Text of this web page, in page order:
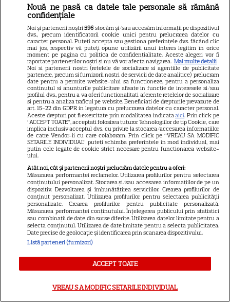
VEDETE STRĂINE
Suri Cruise nu mai folosește
numele lui Tom Cruise.
Alegerea făcută în onoarea lui
Katie Holmes
17
VEDETE STRĂINE
Amal Clooney începe ziua cu
supă de alge! Dieta simplă și
rutina de sport a soției lui
George Clooney
3
RECOMANDĂRI
Echipa roșie a câștigat la
Poftiți pe la noi! Ce provocări le
pregătește Nea Mărin
concurenților diseară
VEDETE ROMÂNEŞTI
moment neașteptat pe
Nouă ne pasă ca datele tale personale să rămână
confidențiale
Noi și partenerii noștri596 stocăm și/sau accesăm informații pe dispozitivul
dvs., precum identificatorii cookie unici pentru prelucrarea datelor cu
caracter personal. Puteți accepta sau gestiona preferințele dvs. făcând clic
mai jos, respectiv vă puteți opune utilizării unui interes legitim în orice
moment pe pagina cu politica de confidențialitate. Aceste alegeri vor fi
raportate partenerilor noștri și nu vă vor afecta navigarea. Mai multe detalii
Noi si partenerii nostri (retelele de socializare si agentiile de publicitate
partenere, precum si furnizorii nostri de servicii de date analitice) prelucram
date pentru a permite website-ului sa functioneze, pentru a personaliza
continutul si anunturile publicitare afisate in functie de interesele si/sau
profilul dvs., pentru a va oferi functionalitati aferente retelelor de socializare
si pentru a analiza traficul pe website. Beneficiati de drepturile prevazute de
art. 15-22 din GDPR in legatura cu prelucrarea datelor cu caracter personal.
Aceste drepturi pot fi exercitate prin modalitatea indicataaici. Prin click pe
“ACCEPT TOATE”, acceptati folosirea tuturor Tehnologiilor de tip Cookie, care
implica inclusiv acceptul dvs. cu privire la stocarea/accesarea informatiilor
de catre Vendor-ii cu care colaboram. Prin click pe “VREAU SA MODIFIC
SETARILE INDIVIDUAL” puteti schimba preferintele in mod individual, mai
putin cele legate de cookie strict necesare pentru functionarea website-
ului.
Atât noi, cât și partenerii noștri prelucrăm datele pentru a oferi:
Măsurarea performanței reclamelor. Utilizarea profilurilor pentru selectarea
conținutului personalizat. Stocarea și/sau accesarea informațiilor de pe un
dispozitiv. Dezvoltarea și îmbunătățirea serviciilor. Crearea profilurilor de
conținut personalizat. Utilizarea profilurilor pentru selectarea publicității
personalizate. Crearea profilurilor pentru publicitate personalizată.
Măsurarea performanței conținutului. Înțelegerea publicului prin statistici
sau combinații de date din surse diferite. Utilizarea datelor limitate pentru a
selecta conținutul. Utilizarea de date limitate pentru a selecta publicitatea.
Date precise de geolocație și identificarea prin scanarea dispozitivului.
Listă parteneri (furnizori)
ACCEPT TOATE
VREAU SA MODIFIC SETARILE INDIVIDUAL